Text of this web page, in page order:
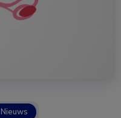
Nieuws